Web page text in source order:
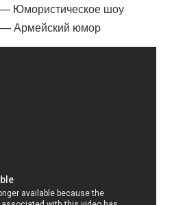
Юмористическое шоу
— Армейский юмор